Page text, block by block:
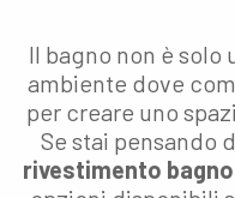
Il bagno non è solo
ambiente dove
per creare uno
Se stai pensando
rivestimento